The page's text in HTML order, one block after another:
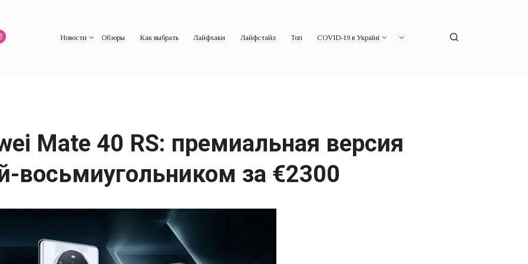
Новости Обзоры Как выбрать Лайфхаки Лайфстайл Топ COVID-19 в Україні
Mate 40 RS: премиальная версия
восьмиугольником за €2300